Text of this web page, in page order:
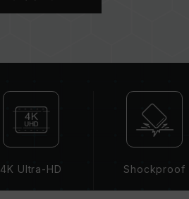
4K Ultra-HD Shockproof